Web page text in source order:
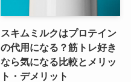
スキムミルクはプロテイン
の代用になる？筋トレ好き
なら気になる比較とメリッ
ト・デメリット